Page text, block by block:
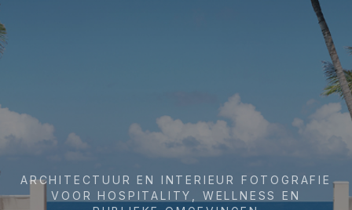
ARCHITECTUUR EN INTERIEUR FOTOGRAFIE
VOOR HOSPITALITY, WELLNESS EN